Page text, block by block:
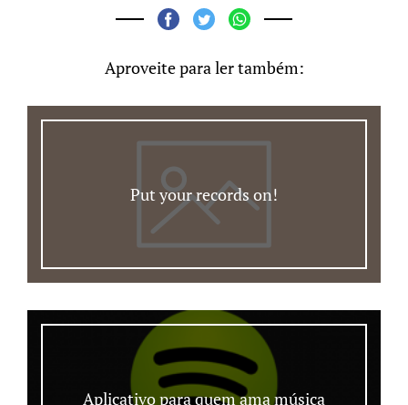
Aproveite para ler também:
Put your records on!
Aplicativo para quem ama música